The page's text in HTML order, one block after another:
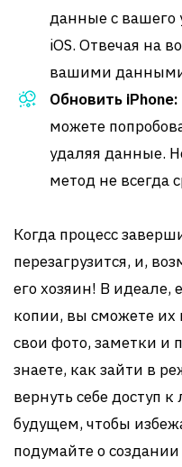
данные с вашего
iOS. Отвечая на
вашими данными
Обновить iPhone:
можете
удаляя данные.
метод не всегда
Когда процесс
перезагрузится, и,
его хозяин! В
копии, вы сможете их
свои фото, заметки и
знаете, как зайти в
вернуть себе доступ
будущем, чтобы
подумайте о